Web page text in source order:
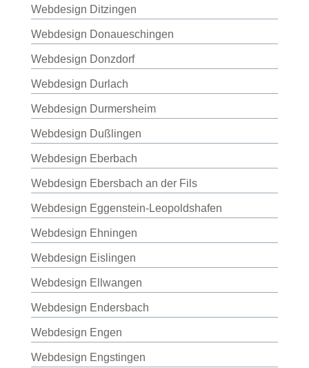
Webdesign Ditzingen
Webdesign Donaueschingen
Webdesign Donzdorf
Webdesign Durlach
Webdesign Durmersheim
Webdesign Dußlingen
Webdesign Eberbach
Webdesign Ebersbach an der Fils
Webdesign Eggenstein-Leopoldshafen
Webdesign Ehningen
Webdesign Eislingen
Webdesign Ellwangen
Webdesign Endersbach
Webdesign Engen
Webdesign Engstingen